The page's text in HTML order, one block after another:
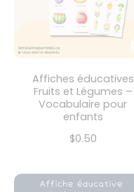
Affiches éducatives
Fruits et Légumes –
Vocabulaire pour
enfants
$0.50